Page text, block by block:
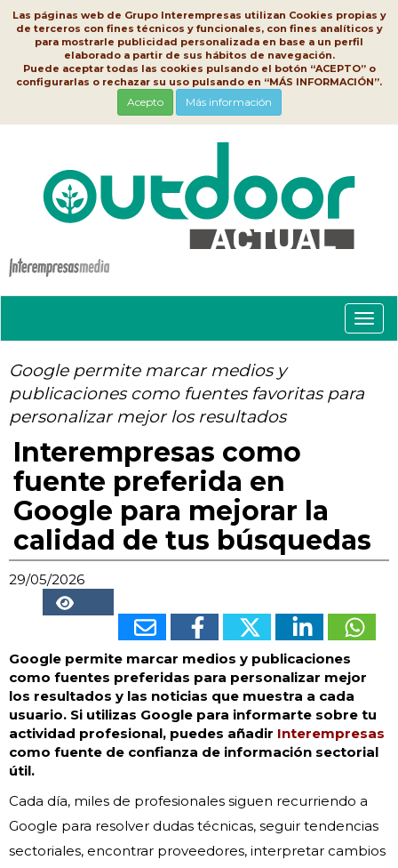
Las páginas web de Grupo Interempresas utilizan Cookies propias y
de terceros con fines técnicos y funcionales, con fines analíticos y
para mostrarle publicidad personalizada en base a un perfil
elaborado a partir de sus hábitos de navegación.
Puede aceptar todas las cookies pulsando el botón “ACEPTO” o
configurarlas o rechazar su uso pulsando en “MÁS INFORMACIÓN”.
Acepto Más información
Google permite marcar medios y
publicaciones como fuentes favoritas para
personalizar mejor los resultados
Interempresas como
fuente preferida en
Google para mejorar la
calidad de tus búsquedas
29/05/2026
Google permite marcar medios y publicaciones
como fuentes preferidas para personalizar mejor
los resultados y las noticias que muestra a cada
usuario. Si utilizas Google para informarte sobre tu
actividad profesional, puedes añadir Interempresas
como fuente de confianza de información sectorial
útil.
Cada día, miles de profesionales siguen recurriendo a
Google para resolver dudas técnicas, seguir tendencias
sectoriales, encontrar proveedores, interpretar cambios